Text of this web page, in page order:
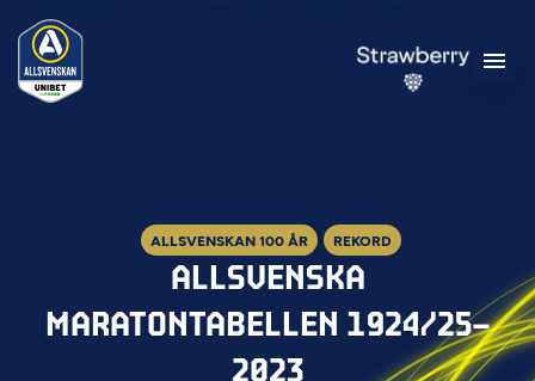
ALLSVENSKAN 100 ÅR REKORD
ALLSVENSKA
MARATONTABELLEN 1924/25–
2023